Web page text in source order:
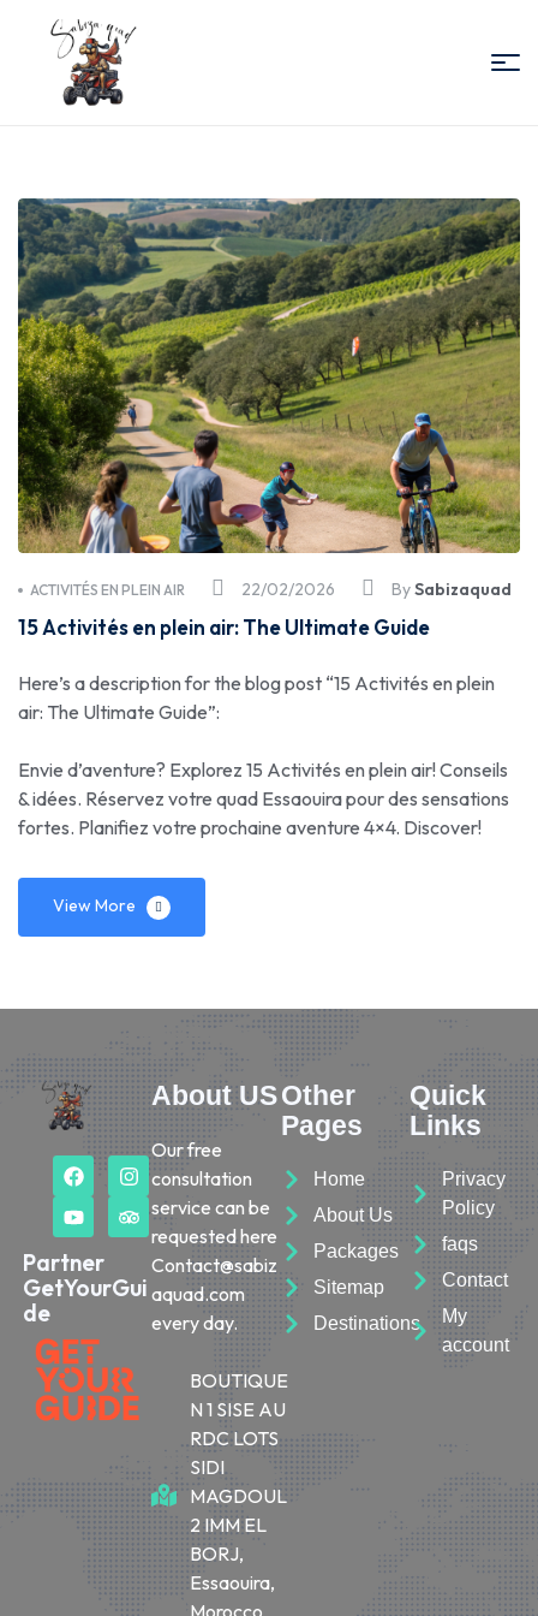
Quad
Essaouira
22/02/2026
ACTIVITÉS EN PLEIN AIR BySabizaquad
15 Activités en plein air: The Ultimate Guide
Here’s a description for the blog post “15 Activités en plein
air: The Ultimate Guide”:
Envie d’aventure? Explorez 15 Activités en plein air! Conseils
& idées. Réservez votre quad Essaouira pour des sensations
fortes. Planifiez votre prochaine aventure 4×4. Discover!
View More
Partner
GetYourGui
de
About US
Our free
consultation
service can be
requested here
Contact@sabiz
aquad.com
every day.
BOUTIQUE
N 1 SISE AU
RDC LOTS
SIDI
MAGDOUL
2 IMM EL
BORJ,
Essaouira,
Morocco
Other
Pages
Home
About Us
Packages
Sitemap
Destinations
Quick
Links
Privacy
Policy
faqs
Contact
My
account